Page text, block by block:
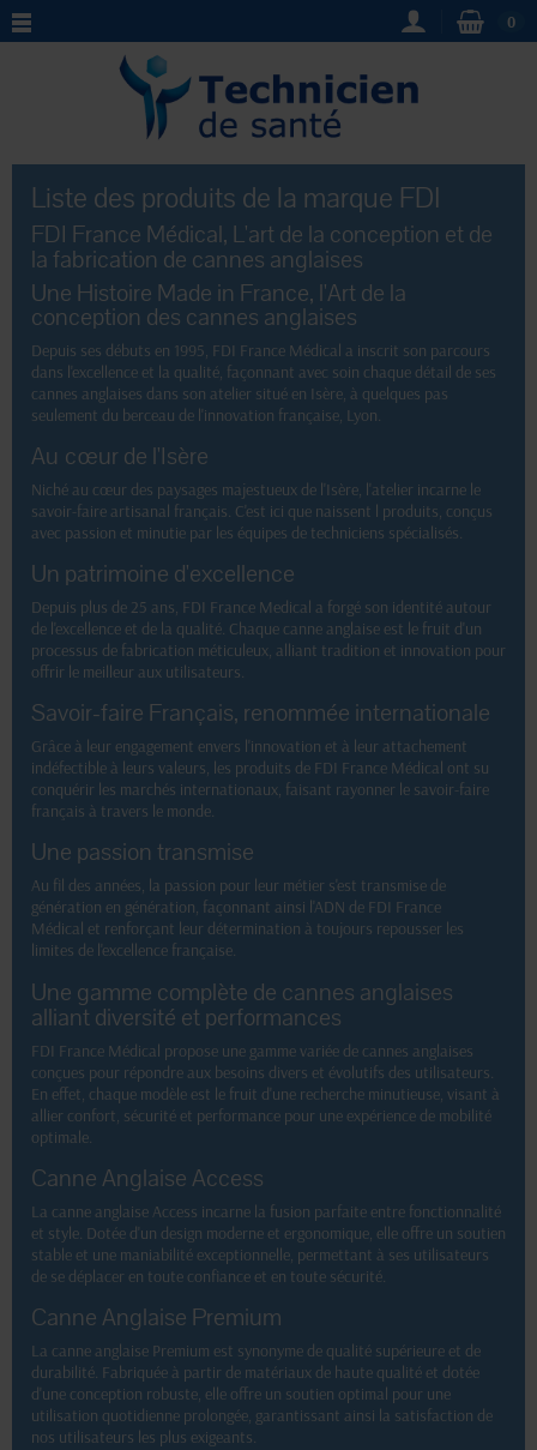
0
Liste des produits de la marque FDI
FDI France Médical, L'art de la conception et de
la fabrication de cannes anglaises
Une Histoire Made in France, l'Art de la
conception des cannes anglaises
Depuis ses débuts en 1995, FDI France Médical a inscrit son parcours
dans l'excellence et la qualité, façonnant avec soin chaque détail de ses
cannes anglaises dans son atelier situé en Isère, à quelques pas
seulement du berceau de l'innovation française, Lyon.
Au cœur de l'Isère
Niché au cœur des paysages majestueux de l'Isère, l'atelier incarne le
savoir-faire artisanal français. C'est ici que naissent l produits, conçus
avec passion et minutie par les équipes de techniciens spécialisés.
Un patrimoine d'excellence
Depuis plus de 25 ans, FDI France Medical a forgé son identité autour
de l'excellence et de la qualité. Chaque canne anglaise est le fruit d'un
processus de fabrication méticuleux, alliant tradition et innovation pour
offrir le meilleur aux utilisateurs.
Savoir-faire Français, renommée internationale
Grâce à leur engagement envers l'innovation et à leur attachement
indéfectible à leurs valeurs, les produits de FDI France Médical ont su
conquérir les marchés internationaux, faisant rayonner le savoir-faire
français à travers le monde.
Une passion transmise
Au fil des années, la passion pour leur métier s'est transmise de
génération en génération, façonnant ainsi l'ADN de FDI France
Médical et renforçant leur détermination à toujours repousser les
limites de l'excellence française.
Une gamme complète de cannes anglaises
alliant diversité et performances
FDI France Médical propose une gamme variée de cannes anglaises
conçues pour répondre aux besoins divers et évolutifs des utilisateurs.
En effet, chaque modèle est le fruit d'une recherche minutieuse, visant à
allier confort, sécurité et performance pour une expérience de mobilité
optimale.
Canne Anglaise Access
La canne anglaise Access incarne la fusion parfaite entre fonctionnalité
et style. Dotée d'un design moderne et ergonomique, elle offre un soutien
stable et une maniabilité exceptionnelle, permettant à ses utilisateurs
de se déplacer en toute confiance et en toute sécurité.
Canne Anglaise Premium
La canne anglaise Premium est synonyme de qualité supérieure et de
durabilité. Fabriquée à partir de matériaux de haute qualité et dotée
d'une conception robuste, elle offre un soutien optimal pour une
utilisation quotidienne prolongée, garantissant ainsi la satisfaction de
nos utilisateurs les plus exigeants.